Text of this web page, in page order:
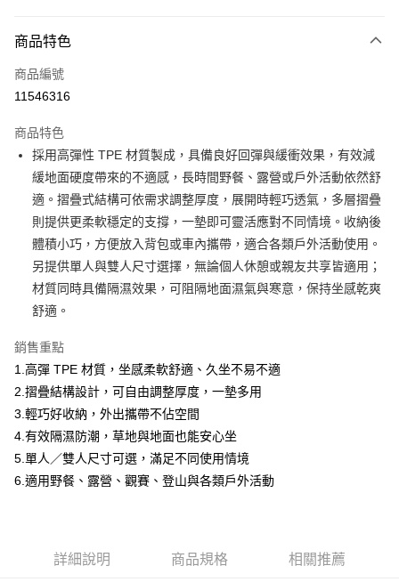
信用卡一次付款
LINE Pay
街口支付
悠遊付
Google Pay
AFTEE先享後付
相關說明
【關於「AFTEE先享後付」】
AFTEE先享後付是「在收到商品之後才付款」的支付方式。 讓您購物簡單
１．簡單：不需註冊會員、不需綁卡、不需儲值。
２．便利：只要手機號碼，簡訊認證，即可結帳。
３．安心：先確認商品／服務後，再付款。
１．於結帳方式選擇「AFTEE先享後付」後，將跳轉至「AFTEE先享後付」
結帳頁面，進行簡訊認證並確認金額後，即可完成結帳。
２．訂單成立數日內，您將收到繳費通知簡訊。
３．收到繳費通知簡訊後14天內，點擊此簡訊中的連結，可透過四大超商／
ATM／網路銀行／等多元方式進行付款，方視為交易完成。
是否繳費成功／繳費後需取消欲退款等相關疑問，請聯繫「AFTEE先享後付
ATM付款
宅配
每筆NT$100，滿NT$1,000(含以上)免運費
黑貓貨到付款
每筆NT$150，滿NT$1,000(含以上)免運費
商品特色
商品編號
11546316
商品特色
採用高彈性 TPE 材質製成，具備良好回彈與緩衝效果，有效減
緩地面硬度帶來的不適感，長時間野餐、露營或戶外活動依然舒
適。摺疊式結構可依需求調整厚度，展開時輕巧透氣，多層摺疊
則提供更柔軟穩定的支撐，一墊即可靈活應對不同情境。收納後
體積小巧，方便放入背包或車內攜帶，適合各類戶外活動使用。
另提供單人與雙人尺寸選擇，無論個人休憩或親友共享皆適用；
材質同時具備隔濕效果，可阻隔地面濕氣與寒意，保持坐感乾爽
舒適。
銷售重點
1.高彈 TPE 材質，坐感柔軟舒適、久坐不易不適
2.摺疊結構設計，可自由調整厚度，一墊多用
3.輕巧好收納，外出攜帶不佔空間
4.有效隔濕防潮，草地與地面也能安心坐
5.單人／雙人尺寸可選，滿足不同使用情境
6.適用野餐、露營、觀賽、登山與各類戶外活動
詳細說明 商品規格 相關推薦